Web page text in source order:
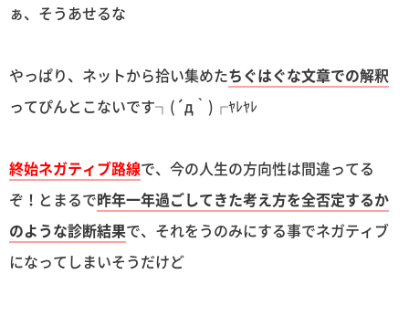
ぁ、そうあせるな
やっぱり、ネットから拾い集めたちぐはぐな文章での解釈
ってぴんとこないです┐(´д｀)┌ﾔﾚﾔﾚ
終始ネガティブ路線で、今の人生の方向性は間違ってる
ぞ！とまるで昨年一年過ごしてきた考え方を全否定するか
のような診断結果で、それをうのみにする事でネガティブ
になってしまいそうだけど